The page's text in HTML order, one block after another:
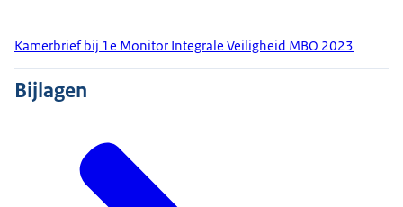
Kamerbrief bij 1e Monitor Integrale Veiligheid MBO 2023
Bijlagen